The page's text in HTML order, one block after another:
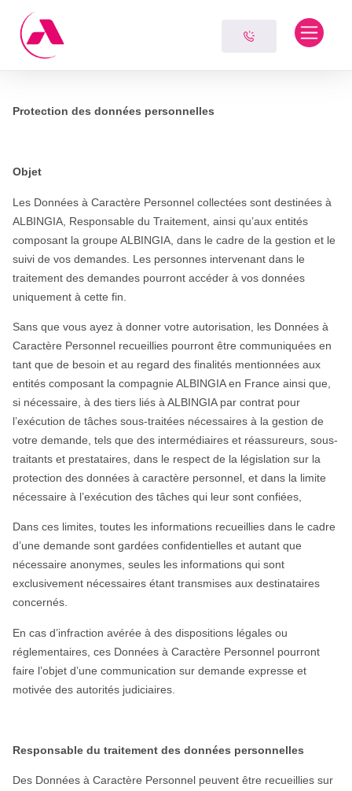
content
Protection des données personnelles
Objet
Les Données à Caractère Personnel collectées sont destinées à
ALBINGIA, Responsable du Traitement, ainsi qu’aux entités
composant la groupe ALBINGIA, dans le cadre de la gestion et le
suivi de vos demandes. Les personnes intervenant dans le
traitement des demandes pourront accéder à vos données
uniquement à cette fin.
Sans que vous ayez à donner votre autorisation, les Données à
Caractère Personnel recueillies pourront être communiquées en
tant que de besoin et au regard des finalités mentionnées aux
entités composant la compagnie ALBINGIA en France ainsi que,
si nécessaire, à des tiers liés à ALBINGIA par contrat pour
l’exécution de tâches sous-traitées nécessaires à la gestion de
votre demande, tels que des intermédiaires et réassureurs, sous-
traitants et prestataires, dans le respect de la législation sur la
protection des données à caractère personnel, et dans la limite
nécessaire à l’exécution des tâches qui leur sont confiées,
Dans ces limites, toutes les informations recueillies dans le cadre
d’une demande sont gardées confidentielles et autant que
nécessaire anonymes, seules les informations qui sont
exclusivement nécessaires étant transmises aux destinataires
concernés.
En cas d’infraction avérée à des dispositions légales ou
réglementaires, ces Données à Caractère Personnel pourront
faire l’objet d’une communication sur demande expresse et
motivée des autorités judiciaires.
Responsable du traitement des données personnelles
Des Données à Caractère Personnel peuvent être recueillies sur
Panneau de gestion des cookies